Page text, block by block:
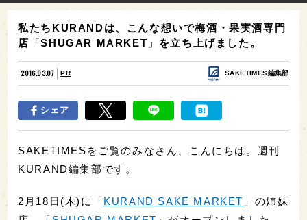
私たちKURANDは、こんな想いで梅酒・果実酒専門
店「SHUGAR MARKET」を立ち上げました。
2016.03.07 PR SAKETIMES編集部
シェア
SAKETIMESをご覧のみなさん、こんにちは。週刊
KURAND編集部です。
2月18日(木)に「KURAND SAKE MARKET 」の姉妹